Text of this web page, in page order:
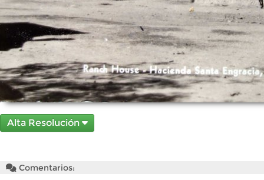
Alta Resolución
Comentarios: